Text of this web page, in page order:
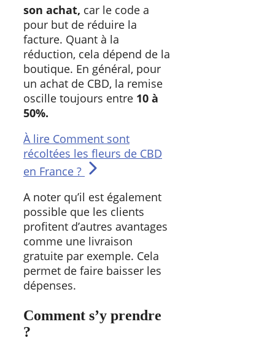
son achat, car le code a
pour but de réduire la
facture. Quant à la
réduction, cela dépend de la
boutique. En général, pour
un achat de CBD, la remise
oscille toujours entre 10 à
50%.
À lire Comment sont
récoltées les fleurs de CBD
en France ?
A noter qu’il est également
possible que les clients
profitent d’autres avantages
comme une livraison
gratuite par exemple. Cela
permet de faire baisser les
dépenses.
Comment s’y prendre
?